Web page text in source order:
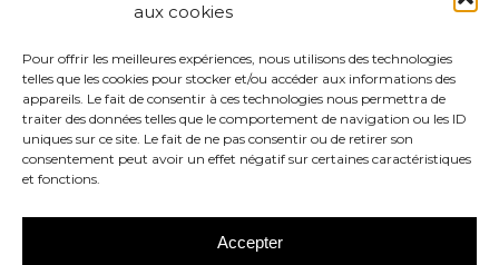
aux cookies
Pour offrir les meilleures expériences, nous utilisons des technologies
telles que les cookies pour stocker et/ou accéder aux informations des
appareils. Le fait de consentir à ces technologies nous permettra de
traiter des données telles que le comportement de navigation ou les ID
uniques sur ce site. Le fait de ne pas consentir ou de retirer son
consentement peut avoir un effet négatif sur certaines caractéristiques
et fonctions.
Accepter
Nous Contacter
contact@arthur-creations.com
04 66 74 22 00
Nous situer